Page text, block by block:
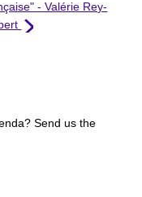
- Valérie Rey-
Send us the